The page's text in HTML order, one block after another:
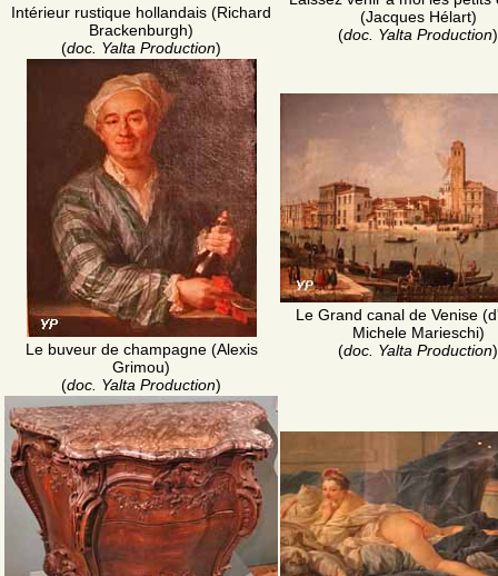
Intérieur rustique hollandais (Richard
Brackenburgh)
(doc. Yalta Production)
(Jacques Hélart)
(doc. Yalta Production)
Le buveur de champagne (Alexis
Grimou)
(doc. Yalta Production)
Le Grand canal de Venise
Michele Marieschi)
(doc. Yalta Production)